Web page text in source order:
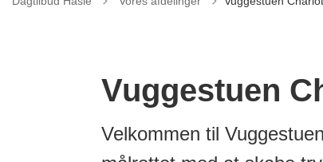
Vuggestuen
Velkommen til